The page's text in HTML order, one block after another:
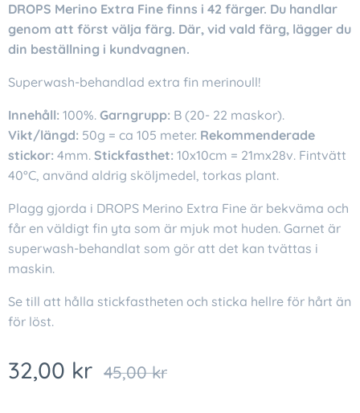
DROPS Merino Extra Fine finns i 42 färger. Du handlar
genom att först välja färg. Där, vid vald färg, lägger du
din beställning i kundvagnen.
Superwash-behandlad extra fin merinoull!
Innehåll: 100%. Garngrupp: B (20- 22 maskor).
Vikt/längd: 50g = ca 105 meter. Rekommenderade
stickor: 4mm. Stickfasthet: 10x10cm = 21mx28v. Fintvätt
40°C, använd aldrig sköljmedel, torkas plant.
Plagg gjorda i DROPS Merino Extra Fine är bekväma och
får en väldigt fin yta som är mjuk mot huden. Garnet är
superwash-behandlat som gör att det kan tvättas i
maskin.
Se till att hålla stickfastheten och sticka hellre för hårt än
för löst.
32,00 kr 45,00kr